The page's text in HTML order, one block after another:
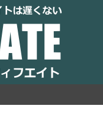
らでもアフィリ
い